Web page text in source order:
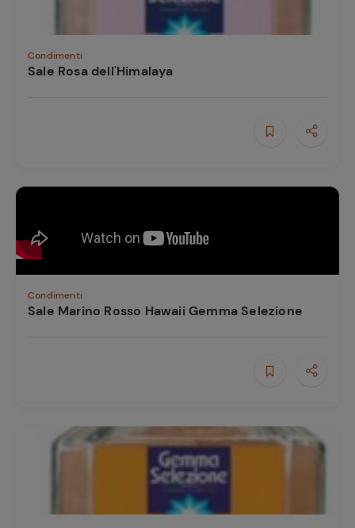
Condimenti
Sale Rosa dell'Himalaya
Condimenti
Sale Marino Rosso Hawaii Gemma Selezione